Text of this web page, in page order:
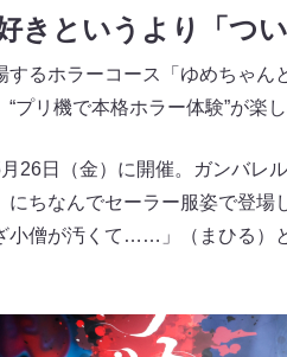
きというより「つ
するホラーコース「ゆめちゃ
プリ機で本格ホラー体験”が楽
26日（金）に開催。ガンバレ
にちなんでセーラー服姿で登
小僧が汚くて……」（まひる）